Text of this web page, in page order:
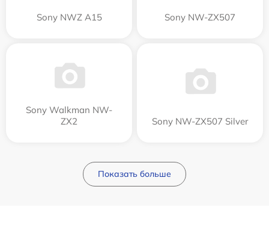
Sony NWZ A15 Sony NW-ZX507
Sony Walkman NW-
ZX2
Sony NW-ZX507 Silver
Показать больше